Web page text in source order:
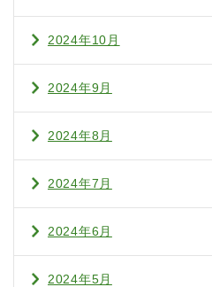
2024年10月
2024年9月
2024年8月
2024年7月
2024年6月
2024年5月